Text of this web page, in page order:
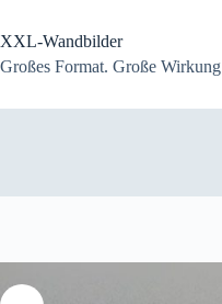
springen
XXL-Wandbilder
Großes Format. Große Wirkung